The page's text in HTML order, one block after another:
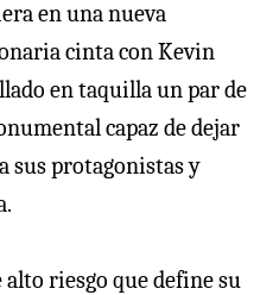
en una nueva
cinta con Kevin
en taquilla un par de
capaz de dejar
sus protagonistas y
alto riesgo que define su